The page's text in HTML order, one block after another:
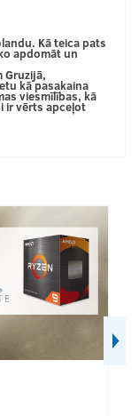
Kā teica pats
apdomāt un
Gruzijā,
kā pasakaina
viesmīlības, kā
ir vērts apceļot